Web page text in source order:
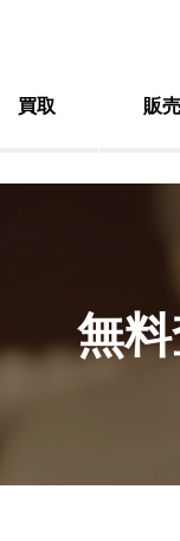
買取 販売
無